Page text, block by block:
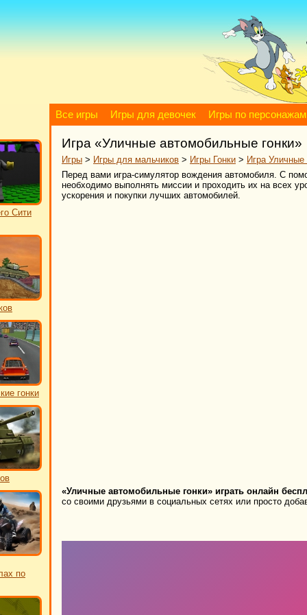
Все игры Игры для девочек Игры по персонажам
Сити
гонки
по
Игра «Уличные автомобильные гонки»
Игры > Игры для мальчиков > Игры Гонки > Игра Уличные
Перед вами игра-симулятор вождения автомобиля. С
необходимо выполнять миссии и проходить их на всех
ускорения и покупки лучших автомобилей.
«Уличные автомобильные гонки» играть онлайн
со своими друзьями в социальных сетях или просто